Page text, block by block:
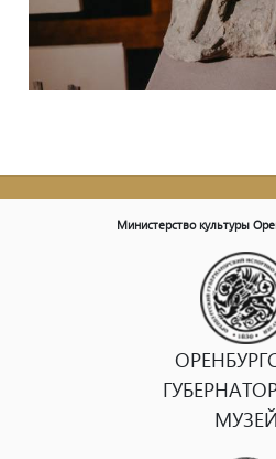
Министерство культуры
МУЗЕЙ